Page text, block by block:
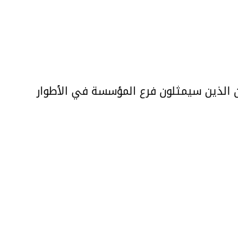
من أجل اختيار الفائزين الذين سيمثلون فرع المؤسسة في الأطوار